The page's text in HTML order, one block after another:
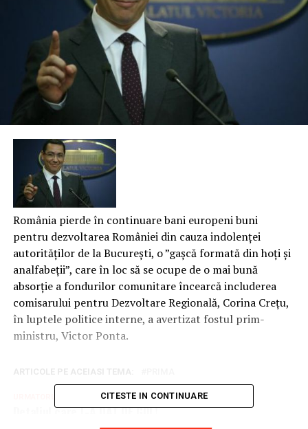
România pierde în continuare bani europeni buni
pentru dezvoltarea României din cauza indolenței
autorităților de la București, o ”gașcă formată din hoți și
analfabeții”, care în loc să se ocupe de o mai bună
absorție a fondurilor comunitare încearcă includerea
comisarului pentru Dezvoltare Regională, Corina Crețu,
în luptele politice interne, a avertizat fostul prim-
ministru, Victor Ponta.
Detaliul care L-A DAT DE GOL!
CITESTE IN CONTINUARE